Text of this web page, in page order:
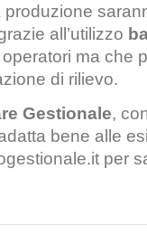
produzione
all’utilizzo
ma che
di rilievo.
Gestionale,
bene alle
per